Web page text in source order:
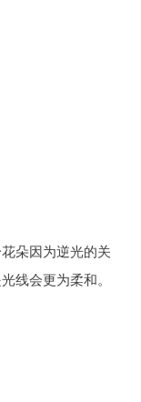
朵因为逆光的关
线会更为柔和。